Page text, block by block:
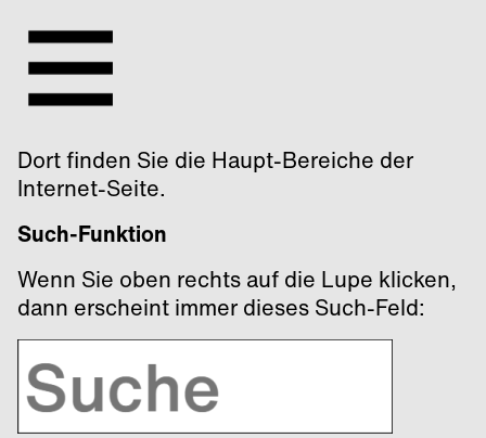
Dort finden Sie die Haupt-Bereiche der
Internet-Seite.
Such-Funktion
Wenn Sie oben rechts auf die Lupe klicken,
dann erscheint immer dieses Such-Feld: